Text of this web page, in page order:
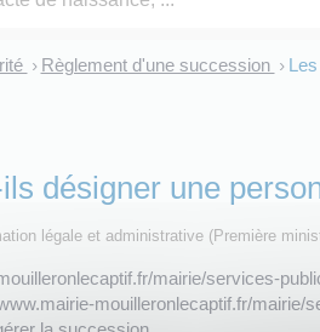
> Règlement d'une succession >
désigner une
légale et administrative (Première
mairie/services-
mouilleronlecaptif.fr/